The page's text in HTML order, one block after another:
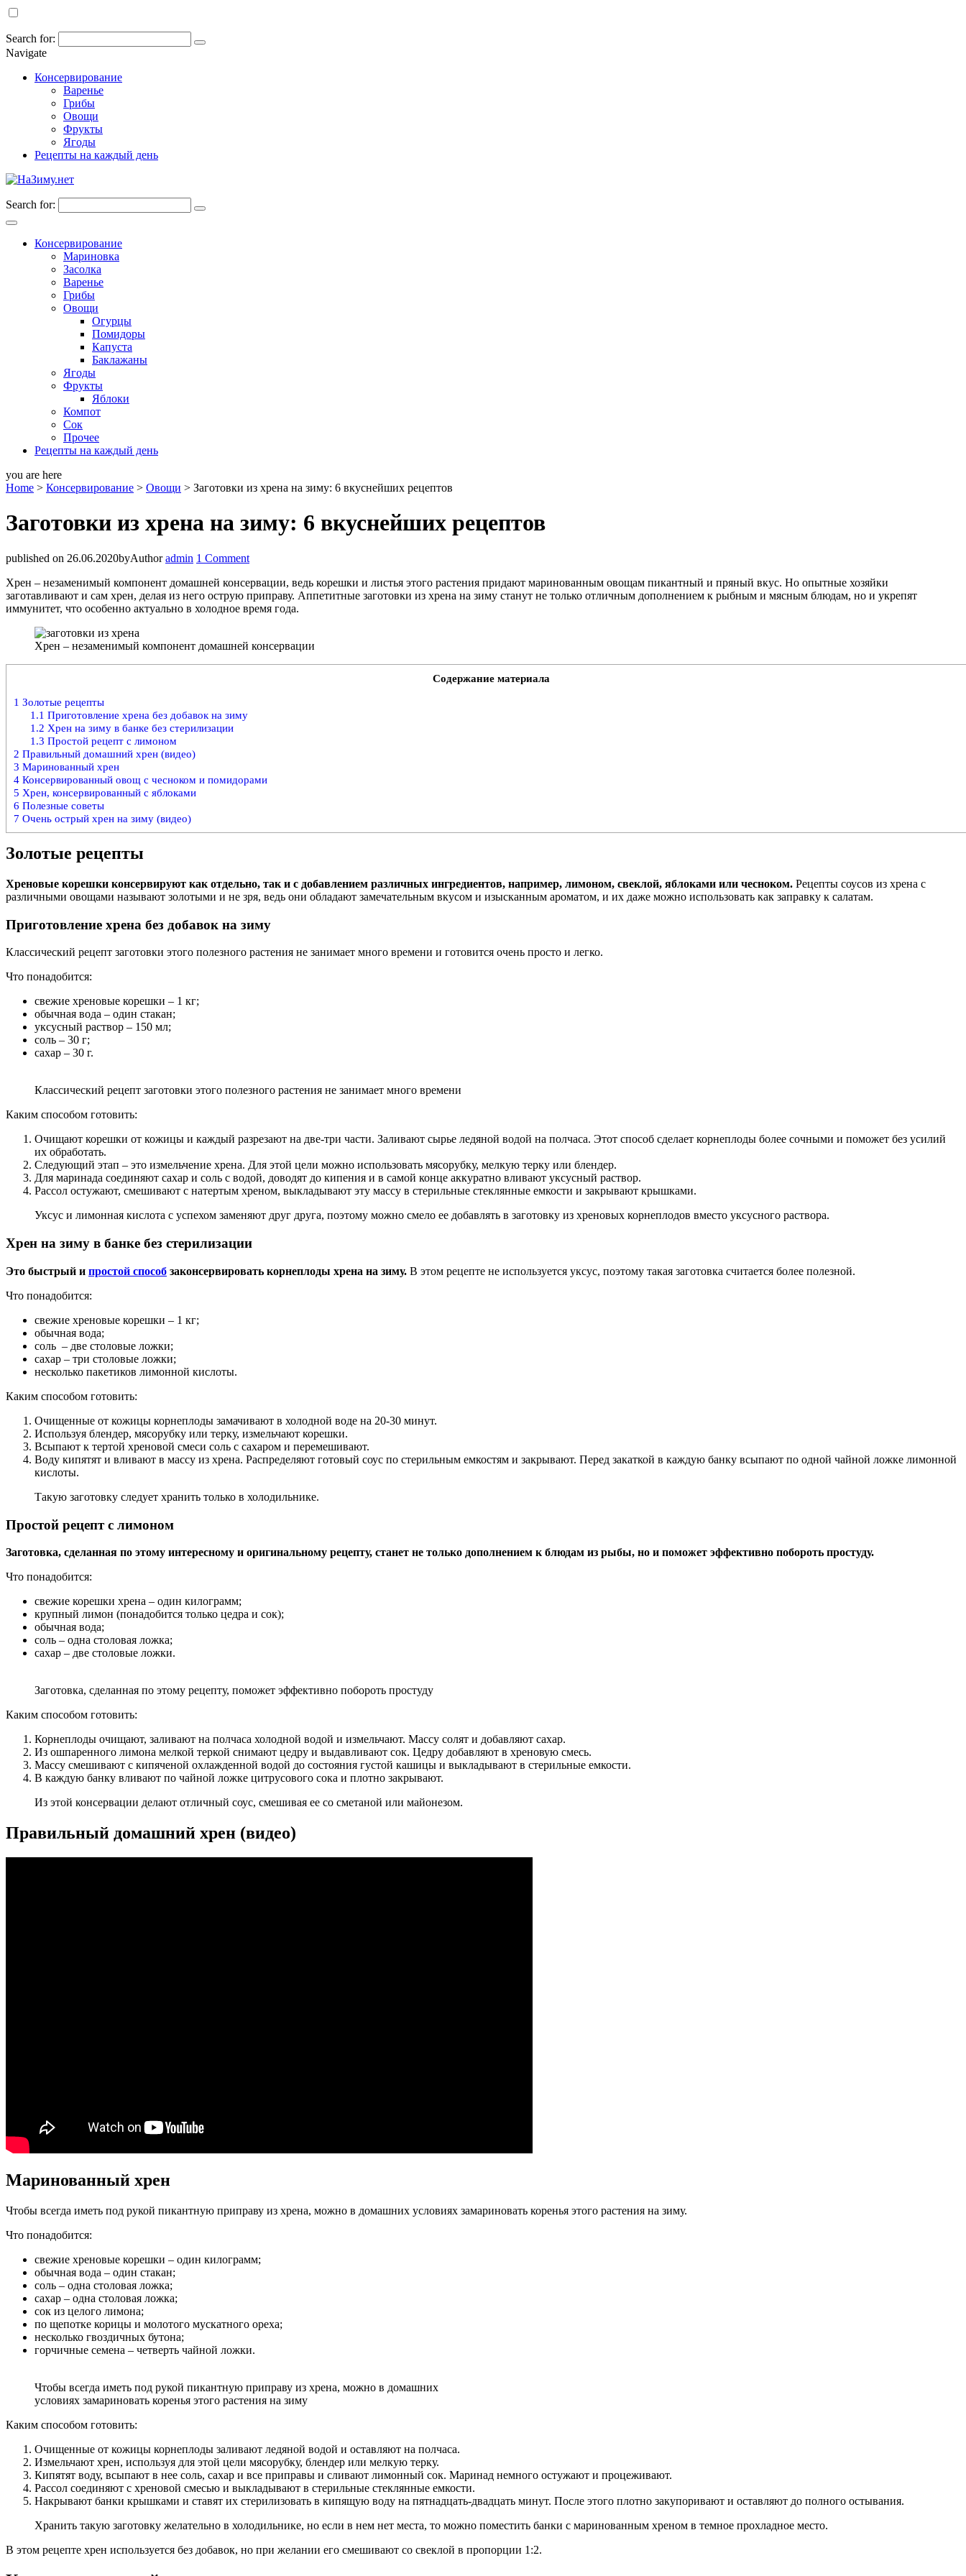
Search for:
Navigate
Консервирование
Варенье
Грибы
Овощи
Фрукты
Ягоды
Рецепты на каждый день
Search for:
Консервирование
Мариновка
Засолка
Варенье
Грибы
Овощи
Огурцы
Помидоры
Капуста
Баклажаны
Ягоды
Фрукты
Яблоки
Компот
Сок
Прочее
Рецепты на каждый день
you are here
Home > Консервирование > Овощи > Заготовки из хрена на зиму: 6 вкуснейших рецептов
Заготовки из хрена на зиму: 6 вкуснейших рецептов
published on 26.06.2020byAuthoradmin 1 Comment
Хрен – незаменимый компонент домашней консервации, ведь корешки и листья этого растения придают маринованным овощам пикантный и пряный вкус. Но опытные хозяйки
заготавливают и сам хрен, делая из него острую приправу. Аппетитные заготовки из хрена на зиму станут не только отличным дополнением к рыбным и мясным блюдам, но и укрепят
иммунитет, что особенно актуально в холодное время года.
Хрен – незаменимый компонент домашней консервации
Содержание материала
1 Золотые рецепты
1.1 Приготовление хрена без добавок на зиму
1.2 Хрен на зиму в банке без стерилизации
1.3 Простой рецепт с лимоном
2 Правильный домашний хрен (видео)
3 Маринованный хрен
4 Консервированный овощ с чесноком и помидорами
5 Хрен, консервированный с яблоками
6 Полезные советы
7 Очень острый хрен на зиму (видео)
Золотые рецепты
Хреновые корешки консервируют как отдельно, так и с добавлением различных ингредиентов, например, лимоном, свеклой, яблоками или чесноком. Рецепты соусов из хрена с
различными овощами называют золотыми и не зря, ведь они обладают замечательным вкусом и изысканным ароматом, и их даже можно использовать как заправку к салатам.
Приготовление хрена без добавок на зиму
Классический рецепт заготовки этого полезного растения не занимает много времени и готовится очень просто и легко.
Что понадобится:
свежие хреновые корешки – 1 кг;
обычная вода – один стакан;
уксусный раствор – 150 мл;
соль – 30 г;
сахар – 30 г.
Классический рецепт заготовки этого полезного растения не занимает много времени
Каким способом готовить:
Очищают корешки от кожицы и каждый разрезают на две-три части. Заливают сырье ледяной водой на полчаса. Этот способ сделает корнеплоды более сочными и поможет без усилий
их обработать.
Следующий этап – это измельчение хрена. Для этой цели можно использовать мясорубку, мелкую терку или блендер.
Для маринада соединяют сахар и соль с водой, доводят до кипения и в самой конце аккуратно вливают уксусный раствор.
Рассол остужают, смешивают с натертым хреном, выкладывают эту массу в стерильные стеклянные емкости и закрывают крышками.
Уксус и лимонная кислота с успехом заменяют друг друга, поэтому можно смело ее добавлять в заготовку из хреновых корнеплодов вместо уксусного раствора.
Хрен на зиму в банке без стерилизации
Это быстрый и простой способ законсервировать корнеплоды хрена на зиму. В этом рецепте не используется уксус, поэтому такая заготовка считается более полезной.
Что понадобится:
свежие хреновые корешки – 1 кг;
обычная вода;
соль – две столовые ложки;
сахар – три столовые ложки;
несколько пакетиков лимонной кислоты.
Каким способом готовить:
Очищенные от кожицы корнеплоды замачивают в холодной воде на 20-30 минут.
Используя блендер, мясорубку или терку, измельчают корешки.
Всыпают к тертой хреновой смеси соль с сахаром и перемешивают.
Воду кипятят и вливают в массу из хрена. Распределяют готовый соус по стерильным емкостям и закрывают. Перед закаткой в каждую банку всыпают по одной чайной ложке лимонной
кислоты.
Такую заготовку следует хранить только в холодильнике.
Простой рецепт с лимоном
Заготовка, сделанная по этому интересному и оригинальному рецепту, станет не только дополнением к блюдам из рыбы, но и поможет эффективно побороть простуду.
Что понадобится:
свежие корешки хрена – один килограмм;
крупный лимон (понадобится только цедра и сок);
обычная вода;
соль – одна столовая ложка;
сахар – две столовые ложки.
Заготовка, сделанная по этому рецепту, поможет эффективно побороть простуду
Каким способом готовить:
Корнеплоды очищают, заливают на полчаса холодной водой и измельчают. Массу солят и добавляют сахар.
Из ошпаренного лимона мелкой теркой снимают цедру и выдавливают сок. Цедру добавляют в хреновую смесь.
Массу смешивают с кипяченой охлажденной водой до состояния густой кашицы и выкладывают в стерильные емкости.
В каждую банку вливают по чайной ложке цитрусового сока и плотно закрывают.
Из этой консервации делают отличный соус, смешивая ее со сметаной или майонезом.
Правильный домашний хрен (видео)
Маринованный хрен
Чтобы всегда иметь под рукой пикантную приправу из хрена, можно в домашних условиях замариновать коренья этого растения на зиму.
Что понадобится:
свежие хреновые корешки – один килограмм;
обычная вода – один стакан;
соль – одна столовая ложка;
сахар – одна столовая ложка;
сок из целого лимона;
по щепотке корицы и молотого мускатного ореха;
несколько гвоздичных бутона;
горчичные семена – четверть чайной ложки.
Чтобы всегда иметь под рукой пикантную приправу из хрена, можно в домашних
условиях замариновать коренья этого растения на зиму
Каким способом готовить:
Очищенные от кожицы корнеплоды заливают ледяной водой и оставляют на полчаса.
Измельчают хрен, используя для этой цели мясорубку, блендер или мелкую терку.
Кипятят воду, всыпают в нее соль, сахар и все приправы и сливают лимонный сок. Маринад немного остужают и процеживают.
Рассол соединяют с хреновой смесью и выкладывают в стерильные стеклянные емкости.
Накрывают банки крышками и ставят их стерилизовать в кипящую воду на пятнадцать-двадцать минут. После этого плотно закупоривают и оставляют до полного остывания.
Хранить такую заготовку желательно в холодильнике, но если в нем нет места, то можно поместить банки с маринованным хреном в темное прохладное место.
В этом рецепте хрен используется без добавок, но при желании его смешивают со свеклой в пропорции 1:2.